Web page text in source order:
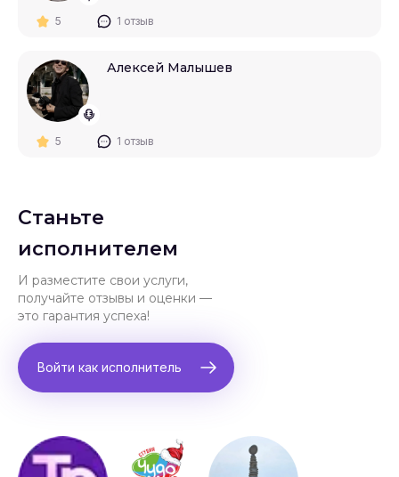
5 1 отзыв
Алексей Малышев
5 1 отзыв
Станьте
исполнителем
И разместите свои услуги,
получайте отзывы и оценки —
это гарантия успеха!
Войти как исполнитель